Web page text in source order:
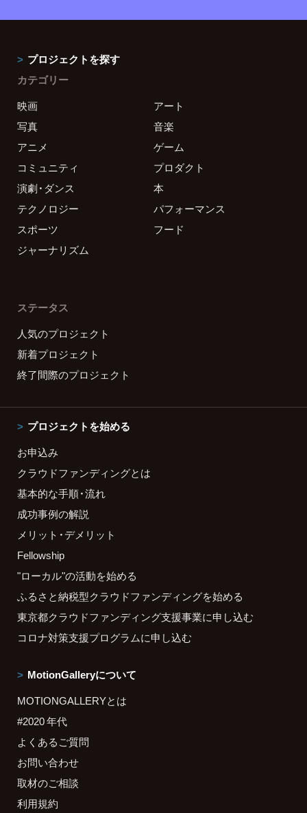
プロジェクトを探す
カテゴリー
映画
アート
写真
音楽
アニメ
ゲーム
コミュニティ
プロダクト
演劇・ダンス
本
テクノロジー
パフォーマンス
スポーツ
フード
ジャーナリズム
ステータス
人気のプロジェクト
新着プロジェクト
終了間際のプロジェクト
プロジェクトを始める
お申込み
クラウドファンディングとは
基本的な手順・流れ
成功事例の解説
メリット・デメリット
Fellowship
"ローカル"の活動を始める
ふるさと納税型クラウドファンディングを始める
東京都クラウドファンディング支援事業に申し込む
コロナ対策支援プログラムに申し込む
MotionGalleryについて
MOTIONGALLERYとは
#2020 年代
よくあるご質問
お問い合わせ
取材のご相談
利用規約